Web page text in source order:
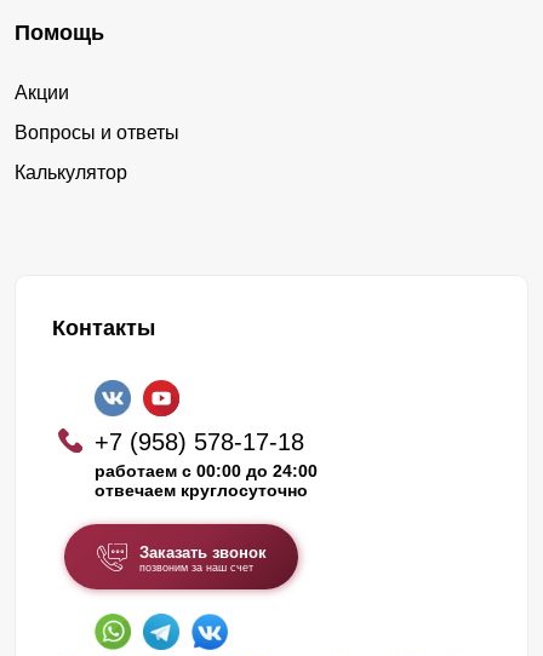
Помощь
Акции
Вопросы и ответы
Калькулятор
Контакты
+7 (958) 578-17-18
работаем с 00:00 до 24:00
отвечаем круглосуточно
Заказать звонок
позвоним за наш счет